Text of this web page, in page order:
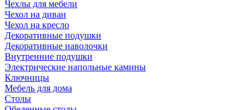
Чехлы для мебели
Чехол на диван
Чехол на кресло
Декоративные подушки
Декоративные наволочки
Внутренние подушки
Электрические напольные камины
Ключницы
Мебель для дома
Столы